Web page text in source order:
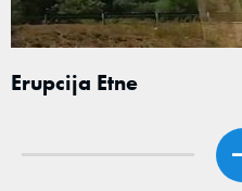
Erupcija Etne